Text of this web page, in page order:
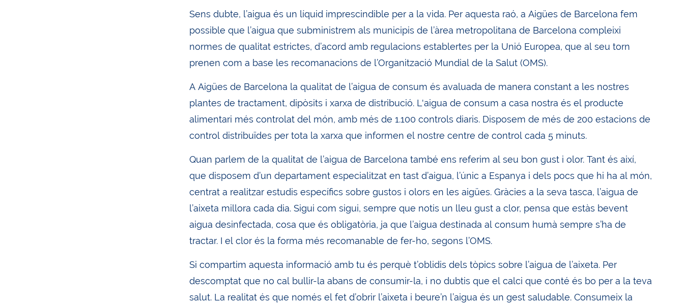
Sens dubte, l’aigua és un líquid imprescindible per a la vida. Per aquesta raó, a Aigües de Barcelona fem
possible que l’aigua que subministrem als municipis de l’àrea metropolitana de Barcelona compleixi
normes de qualitat estrictes, d’acord amb regulacions establertes per la Unió Europea, que al seu torn
prenen com a base les recomanacions de l’Organització Mundial de la Salut (OMS).
A Aigües de Barcelona la qualitat de l’aigua de consum és avaluada de manera constant a les nostres
plantes de tractament, dipòsits i xarxa de distribució. L'aigua de consum a casa nostra és el producte
alimentari més controlat del món, amb més de 1.100 controls diaris. Disposem de més de 200 estacions de
control distribuïdes per tota la xarxa que informen el nostre centre de control cada 5 minuts.
Quan parlem de la qualitat de l’aigua de Barcelona també ens referim al seu bon gust i olor. Tant és així,
que disposem d’un departament especialitzat en tast d’aigua, l’únic a Espanya i dels pocs que hi ha al món,
centrat a realitzar estudis específics sobre gustos i olors en les aigües. Gràcies a la seva tasca, l’aigua de
l’aixeta millora cada dia. Sigui com sigui, sempre que notis un lleu gust a clor, pensa que estàs bevent
aigua desinfectada, cosa que és obligatòria, ja que l’aigua destinada al consum humà sempre s’ha de
tractar. I el clor és la forma més recomanable de fer-ho, segons l’OMS.
Si compartim aquesta informació amb tu és perquè t’oblidis dels tòpics sobre l’aigua de l’aixeta. Per
descomptat que no cal bullir-la abans de consumir-la, i no dubtis que el calci que conté és bo per a la teva
salut. La realitat és que només el fet d’obrir l’aixeta i beure’n l’aigua és un gest saludable. Consumeix la